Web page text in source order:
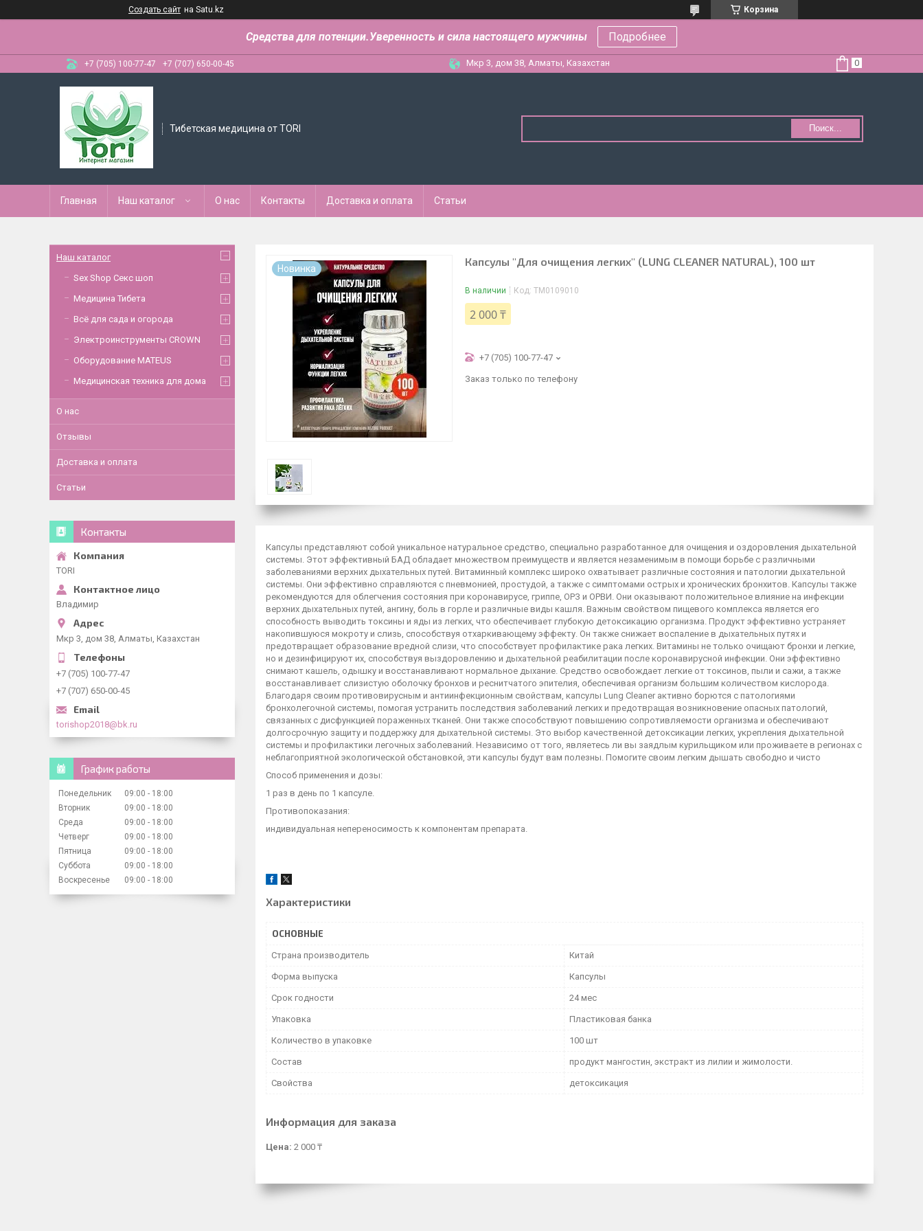
Создать сайт на Satu.kz Корзина
Средства для потенции.Уверенность и сила настоящего мужчины Подробнее
+7 (705) 100-77-47 +7 (707) 650-00-45 Мкр 3, дом 38, Алматы, Казахстан
Тибетская медицина от TORI Поиск...
Главная Наш каталог О нас Контакты Доставка и оплата Статьи
Новинка
Капсулы "Для очищения легких" (LUNG CLEANER NATURAL), 100 шт
В наличии Код: ТМ0109010
2 000 ₸
+7 (705) 100-77-47
Заказ только по телефону
Капсулы представляют собой уникальное натуральное средство, специально разработанное для очищения и оздоровления дыхательной
системы. Этот эффективный БАД обладает множеством преимуществ и является незаменимым в помощи борьбе с различными
заболеваниями верхних дыхательных путей. Витаминный комплекс широко охватывает различные состояния и патологии дыхательной
системы. Они эффективно справляются с пневмонией, простудой, а также с симптомами острых и хронических бронхитов. Капсулы также
рекомендуются для облегчения состояния при коронавирусе, гриппе, ОРЗ и ОРВИ. Они оказывают положительное влияние на инфекции
верхних дыхательных путей, ангину, боль в горле и различные виды кашля. Важным свойством пищевого комплекса является его
способность выводить токсины и яды из легких, что обеспечивает глубокую детоксикацию организма. Продукт эффективно устраняет
накопившуюся мокроту и слизь, способствуя отхаркивающему эффекту. Он также снижает воспаление в дыхательных путях и
предотвращает образование вредной слизи, что способствует профилактике рака легких. Витамины не только очищают бронхи и легкие,
но и дезинфицируют их, способствуя выздоровлению и дыхательной реабилитации после коронавирусной инфекции. Они эффективно
снимают кашель, одышку и восстанавливают нормальное дыхание. Средство освобождает легкие от токсинов, пыли и сажи, а также
восстанавливает слизистую оболочку бронхов и реснитчатого эпителия, обеспечивая организм большим количеством кислорода.
Благодаря своим противовирусным и антиинфекционным свойствам, капсулы Lung Cleaner активно борются с патологиями
бронхолегочной системы, помогая устранить последствия заболеваний легких и предотвращая возникновение опасных патологий,
связанных с дисфункцией пораженных тканей. Они также способствуют повышению сопротивляемости организма и обеспечивают
долгосрочную защиту и поддержку для дыхательной системы. Это выбор качественной детоксикации легких, укрепления дыхательной
системы и профилактики легочных заболеваний. Независимо от того, являетесь ли вы заядлым курильщиком или проживаете в регионах с
неблагоприятной экологической обстановкой, эти капсулы будут вам полезны. Помогите своим легким дышать свободно и чисто
Способ применения и дозы:
1 раз в день по 1 капсуле.
Противопоказания:
индивидуальная непереносимость к компонентам препарата.
Характеристики
ОСНОВНЫЕ
Страна производитель Китай
Форма выпуска Капсулы
Срок годности 24 мес
Упаковка Пластиковая банка
Количество в упаковке 100 шт
Состав продукт мангостин, экстракт из лилии и жимолости.
Свойства детоксикация
Информация для заказа
Цена: 2 000 ₸
Наш каталог
Sex Shop Секс шоп
Медицина Тибета
Всё для сада и огорода
Электроинструменты CROWN
Оборудование MATEUS
Медицинская техника для дома
О нас
Отзывы
Доставка и оплата
Статьи
Контакты
TORI
Владимир
Мкр 3, дом 38, Алматы, Казахстан
+7 (705) 100-77-47
+7 (707) 650-00-45
torishop2018@bk.ru
График работы
Понедельник 09:00
18:00
Вторник
09:00
18:00
Среда
09:00
18:00
Четверг
09:00
18:00
Пятница
09:00
18:00
Суббота
09:00
18:00
Воскресенье
09:00 18:00